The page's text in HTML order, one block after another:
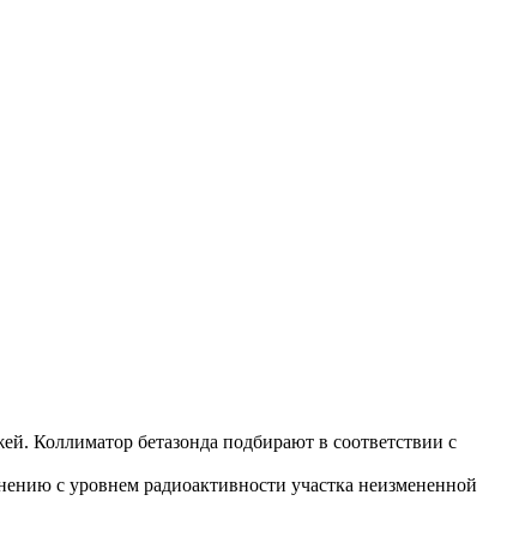
Коллиматор бетазонда подбирают в соответствии с
с уровнем радиоактивности участка неизмененной